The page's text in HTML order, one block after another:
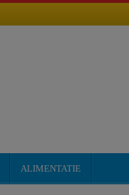
ALIMENTATIE